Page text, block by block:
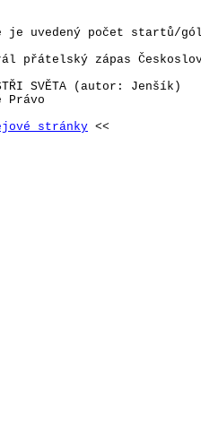
je uvedený počet startů/
přátelský zápas
SVĚTA (autor: Jenšík)
Právo
stránky